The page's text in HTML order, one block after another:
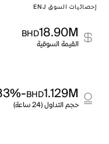
إحصائيات السوق ENJ
18.90M
BHD
القيمة السوقية
1.129M
BHD
-59.83%
حجم التداول (24 ساعة)